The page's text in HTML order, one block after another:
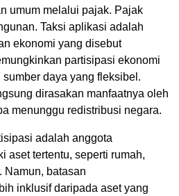
umum melalui pajak. Pajak
Taksi aplikasi adalah
ekonomi yang disebut
partisipasi ekonomi
daya yang fleksibel.
dirasakan manfaatnya oleh
menunggu redistribusi negara.
adalah anggota
aset tertentu, seperti rumah,
Namun, batasan
inklusif daripada aset yang